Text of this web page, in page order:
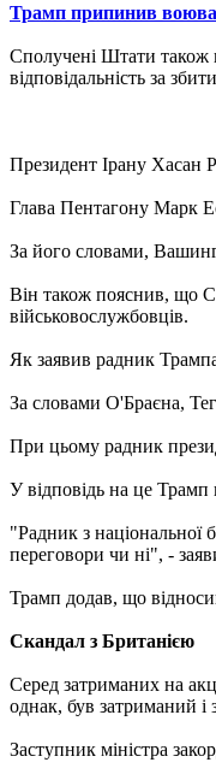
Трамп припинив
Сполучені Штати також
відповідальність за
Президент Ірану Хасан
Глава Пентагону Марк
За його словами,
Він також пояснив, що
військовослужбовців.
Як заявив радник
За словами О'Браєна,
При цьому радник
У відповідь на це Трамп
"Радник з національної
переговори чи ні", -
Трамп додав, що
Скандал з Британією
Серед затриманих на
однак, був затриманий і
Заступник міністра